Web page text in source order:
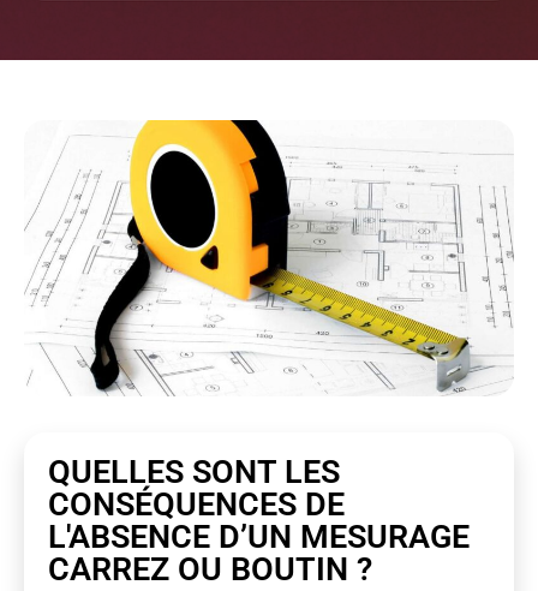
QUELLES SONT LES
CONSÉQUENCES DE
L'ABSENCE D’UN MESURAGE
CARREZ OU BOUTIN ?